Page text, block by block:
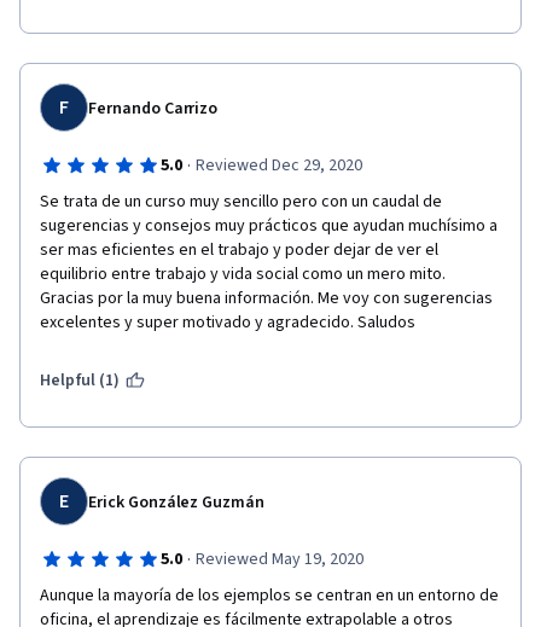
F Fernando Carrizo
5.0 · Reviewed Dec 29, 2020
Se trata de un curso muy sencillo pero con un caudal de
sugerencias y consejos muy prácticos que ayudan muchísimo a
ser mas eficientes en el trabajo y poder dejar de ver el
equilibrio entre trabajo y vida social como un mero mito.
Gracias por la muy buena información. Me voy con sugerencias
excelentes y super motivado y agradecido. Saludos
Helpful (1)
E Erick González Guzmán
5.0 · Reviewed May 19, 2020
Aunque la mayoría de los ejemplos se centran en un entorno de
oficina, el aprendizaje es fácilmente extrapolable a otros